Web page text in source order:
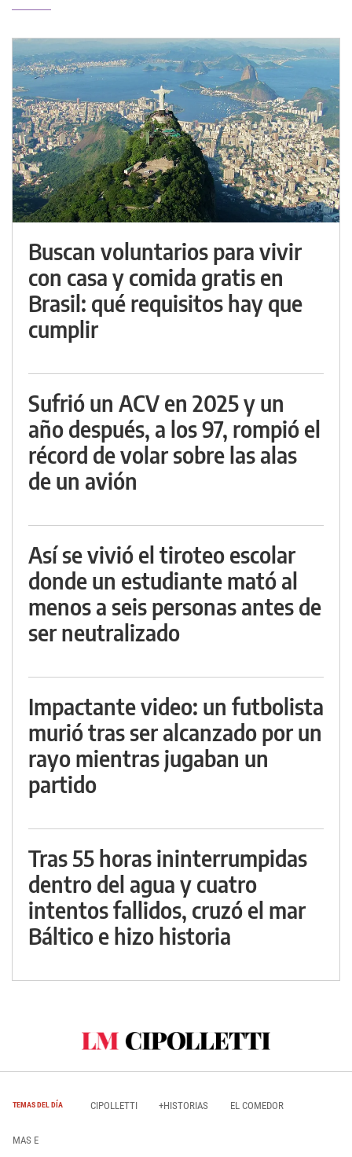
Buscan voluntarios para vivir
con casa y comida gratis en
Brasil: qué requisitos hay que
cumplir
Sufrió un ACV en 2025 y un
año después, a los 97, rompió el
récord de volar sobre las alas
de un avión
Así se vivió el tiroteo escolar
donde un estudiante mató al
menos a seis personas antes de
ser neutralizado
Impactante video: un futbolista
murió tras ser alcanzado por un
rayo mientras jugaban un
partido
Tras 55 horas ininterrumpidas
dentro del agua y cuatro
intentos fallidos, cruzó el mar
Báltico e hizo historia
TEMAS DEL DÍA CIPOLLETTI +HISTORIAS EL COMEDOR
MAS E